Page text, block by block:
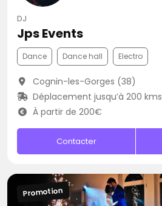
DJ
Jps Events
Dance Dance hall Electro
Cognin-les-Gorges (38)
Déplacement jusqu’à 200 kms
À partir de 200€
Contacter
Promotion